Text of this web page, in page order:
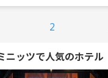
2
ニッツで人気のホテル